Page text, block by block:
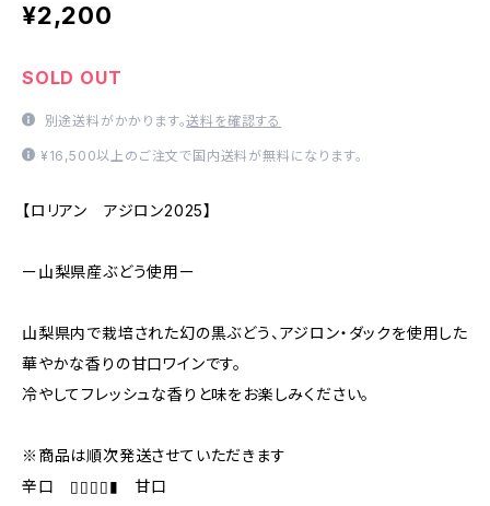
¥2,200
SOLD OUT
別途送料がかかります。送料を確認する
¥16,500以上のご注文で国内送料が無料になります。
【ロリアン アジロン2025】
ー山梨県産ぶどう使用ー
山梨県内で栽培された幻の黒ぶどう、アジロン・ダックを使用した
華やかな香りの甘口ワインです。
冷やしてフレッシュな香りと味をお楽しみください。
※商品は順次発送させていただきます
辛口 ▯▯▯▯▮ 甘口